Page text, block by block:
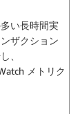
い長時間実
ザクション
、
メトリク